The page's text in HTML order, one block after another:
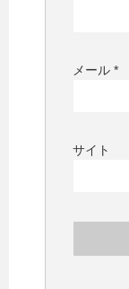
メール *
サイト